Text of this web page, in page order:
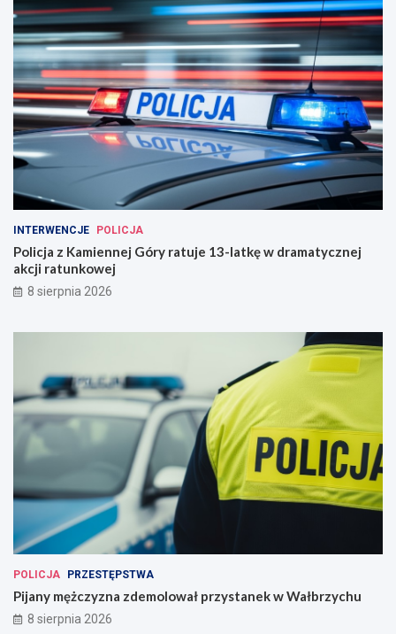
INTERWENCJE POLICJA
Policja z Kamiennej Góry ratuje 13-latkę w dramatycznej
akcji ratunkowej
8 sierpnia 2026
POLICJA PRZESTĘPSTWA
Pijany mężczyzna zdemolował przystanek w Wałbrzychu
8 sierpnia 2026